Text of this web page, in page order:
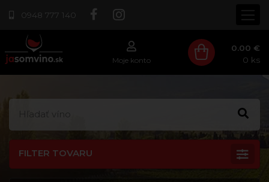
0948 777 140
Moje konto
0.00 €
0 ks
FILTER TOVARU